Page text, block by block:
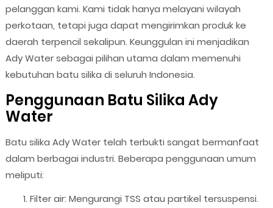
pelanggan kami. Kami tidak hanya melayani wilayah
perkotaan, tetapi juga dapat mengirimkan produk ke
daerah terpencil sekalipun. Keunggulan ini menjadikan
Ady Water sebagai pilihan utama dalam memenuhi
kebutuhan batu silika di seluruh Indonesia.
Penggunaan Batu Silika Ady
Water
Batu silika Ady Water telah terbukti sangat bermanfaat
dalam berbagai industri. Beberapa penggunaan umum
meliputi:
Filter air: Mengurangi TSS atau partikel tersuspensi.